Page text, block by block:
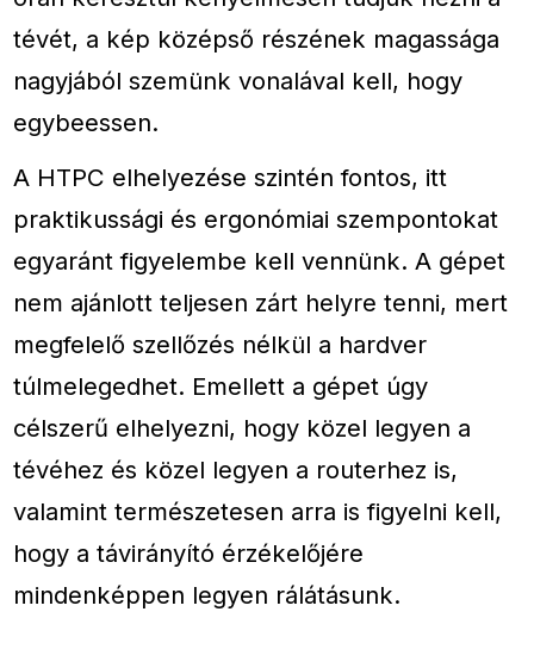
tévét, a kép középső részének magassága
nagyjából szemünk vonalával kell, hogy
egybeessen.
A HTPC elhelyezése szintén fontos, itt
praktikussági és ergonómiai szempontokat
egyaránt figyelembe kell vennünk. A gépet
nem ajánlott teljesen zárt helyre tenni, mert
megfelelő szellőzés nélkül a hardver
túlmelegedhet. Emellett a gépet úgy
célszerű elhelyezni, hogy közel legyen a
tévéhez és közel legyen a routerhez is,
valamint természetesen arra is figyelni kell,
hogy a távirányító érzékelőjére
mindenképpen legyen rálátásunk.